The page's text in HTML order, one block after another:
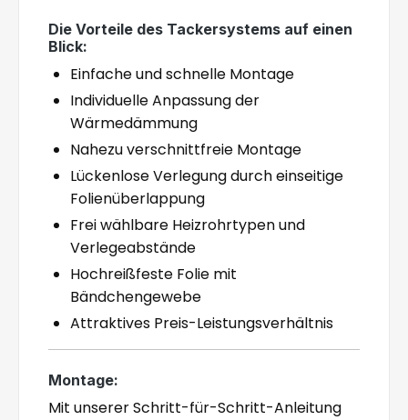
Die Vorteile des Tackersystems auf einen
Blick:
Einfache und schnelle Montage
Individuelle Anpassung der
Wärmedämmung
Nahezu verschnittfreie Montage
Lückenlose Verlegung durch einseitige
Folienüberlappung
Frei wählbare Heizrohrtypen und
Verlegeabstände
Hochreißfeste Folie mit
Bändchengewebe
Attraktives Preis-Leistungsverhältnis
Montage:
Mit unserer Schritt-für-Schritt-Anleitung